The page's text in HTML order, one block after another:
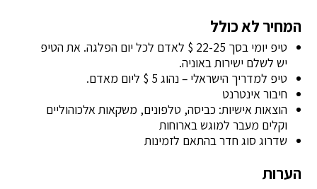
המחיר לא כולל
טיפ יומי בסך 22-25 $ לאדם לכל יום הפלגה. את הטיפ
יש לשלם ישירות באוניה.
טיפ למדריך הישראלי – נהוג 5 $ ליום מאדם.
חיבור אינטרנט
הוצאות אישיות: כביסה, טלפונים, משקאות אלכוהוליים
וקלים מעבר למוגש בארוחות
שדרוג סוג חדר בהתאם לזמינות
הערות